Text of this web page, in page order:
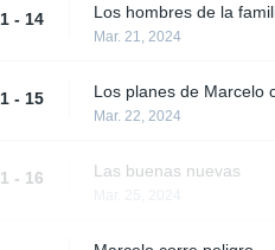
1 - 14 Los hombres de la
Mar. 21, 2024
1 - 15 Los planes de Marcelo
Mar. 22, 2024
1 - 16 Las buenas nuevas